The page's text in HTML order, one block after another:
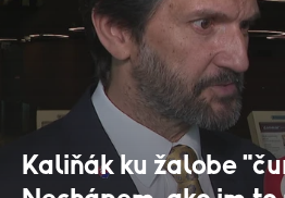
Kaliňák ku žalobe